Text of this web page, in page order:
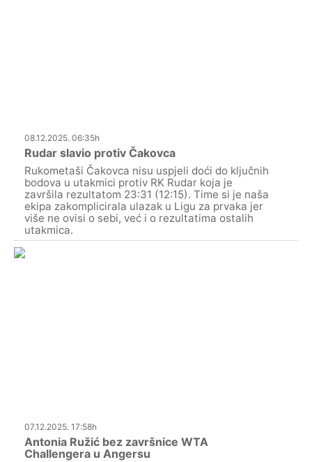
08.12.2025. 06:35h
Rudar slavio protiv Čakovca
Rukometaši Čakovca nisu uspjeli doći do ključnih
bodova u utakmici protiv RK Rudar koja je
završila rezultatom 23:31 (12:15). Time si je naša
ekipa zakomplicirala ulazak u Ligu za prvaka jer
više ne ovisi o sebi, već i o rezultatima ostalih
utakmica.
07.12.2025. 17:58h
Antonia Ružić bez završnice WTA
Challengera u Angersu